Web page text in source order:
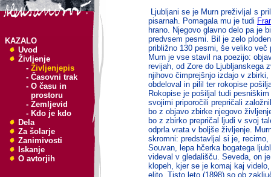
KAZALO
Uvod
Življenje
- Življenjepis
- Časovni trak
- O času in
prostoru
- Zemljevid
- Kdo je kdo
Dela
Za šolarje
Zanimivosti
Iskanje
O avtorjih
Ljubljani se je Murn preživljal s
pisarnah. Pomagala mu je tudi
hrano. Njegovo glavno delo pa je
predvsem pesmi. Bil je zelo
približno 130 pesmi, še veliko več
Murn je vse stavil na poezijo:
revijah, od Zore do Ljubljanskega
njihovo čimprejšnjo izdajo v zbirki,
obdeloval in pilil ter rokopise
Rokopise je pošiljal tudi
svojimi priporočili prepričali
bo z objavo zbirke njegovo
bo z zbirko prepričal ljudi v svoj
odprla vrata v boljše življenje.
skromni: predstavljal si je, recimo,
Souvan, lepa hčerka bogatega
videval v gledališču. Seveda, on
klopeh, kjer se je komaj kaj
elito. Tisto leto (1898) so ob